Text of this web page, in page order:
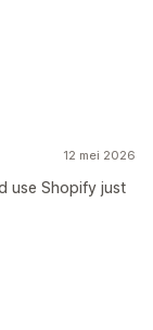
12 mei 2026
use Shopify just